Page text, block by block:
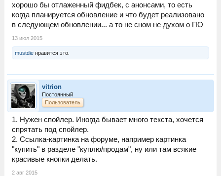
хорошо бы отлаженный фидбек, с анонсами, то есть
когда планируется обновление и что будет реализовано
в следующем обновлении... а то не сном не духом о ПО
13 июл 2015
mustdie нравится это.
vitrion
Постоянный
Пользователь
1. Нужен спойлер. Иногда бывает много текста, хочется
спрятать под спойлер.
2. Ссылка-картинка на форуме, например картинка
"купить" в разделе "куплю/продам", ну или там всякие
красивые кнопки делать.
2 авг 2015